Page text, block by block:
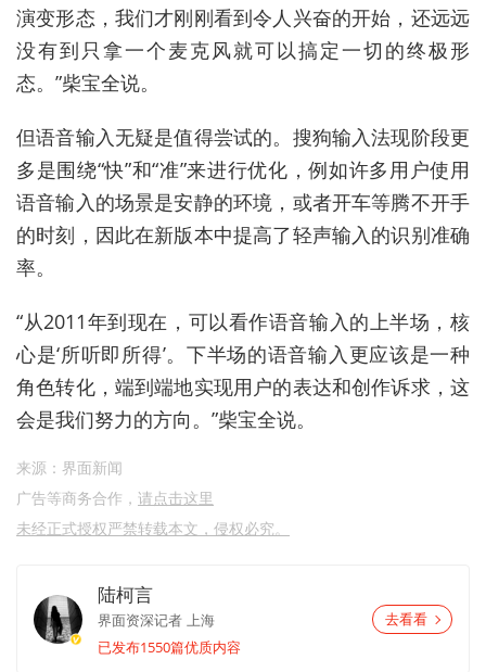
演变形态，我们才刚刚看到令人兴奋的开始，还远远
没有到只拿一个麦克风就可以搞定一切的终极形
态。”柴宝全说。
但语音输入无疑是值得尝试的。搜狗输入法现阶段更
多是围绕“快”和“准”来进行优化，例如许多用户使用
语音输入的场景是安静的环境，或者开车等腾不开手
的时刻，因此在新版本中提高了轻声输入的识别准确
率。
“从2011年到现在，可以看作语音输入的上半场，核
心是‘所听即所得’。下半场的语音输入更应该是一种
角色转化，端到端地实现用户的表达和创作诉求，这
会是我们努力的方向。”柴宝全说。
来源：界面新闻
广告等商务合作， 请点击这里
未经正式授权严禁转载本文，侵权必究。
陆柯言
界面资深记者 上海
已发布1550篇优质内容
去看看